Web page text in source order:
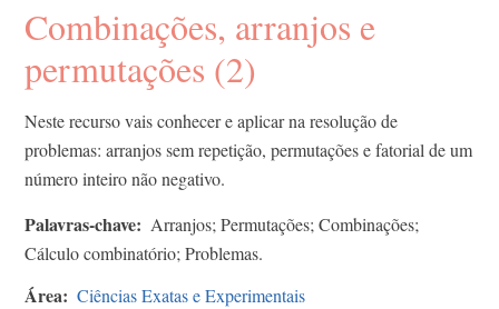
Combinações, arranjos e
permutações (2)
Neste recurso vais conhecer e aplicar na resolução de
problemas: arranjos sem repetição, permutações e fatorial de um
número inteiro não negativo.
Palavras-chave
Arranjos; Permutações; Combinações;
Cálculo combinatório; Problemas.
Área Ciências Exatas e Experimentais